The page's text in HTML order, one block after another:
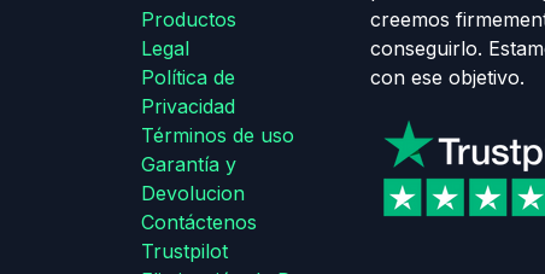
Productos
Legal
Política de
Privacidad
Términos de uso
Garantía y
Devolucion
Contáctenos
Trustpilot
creemos
conseguirlo.
con ese objetivo.